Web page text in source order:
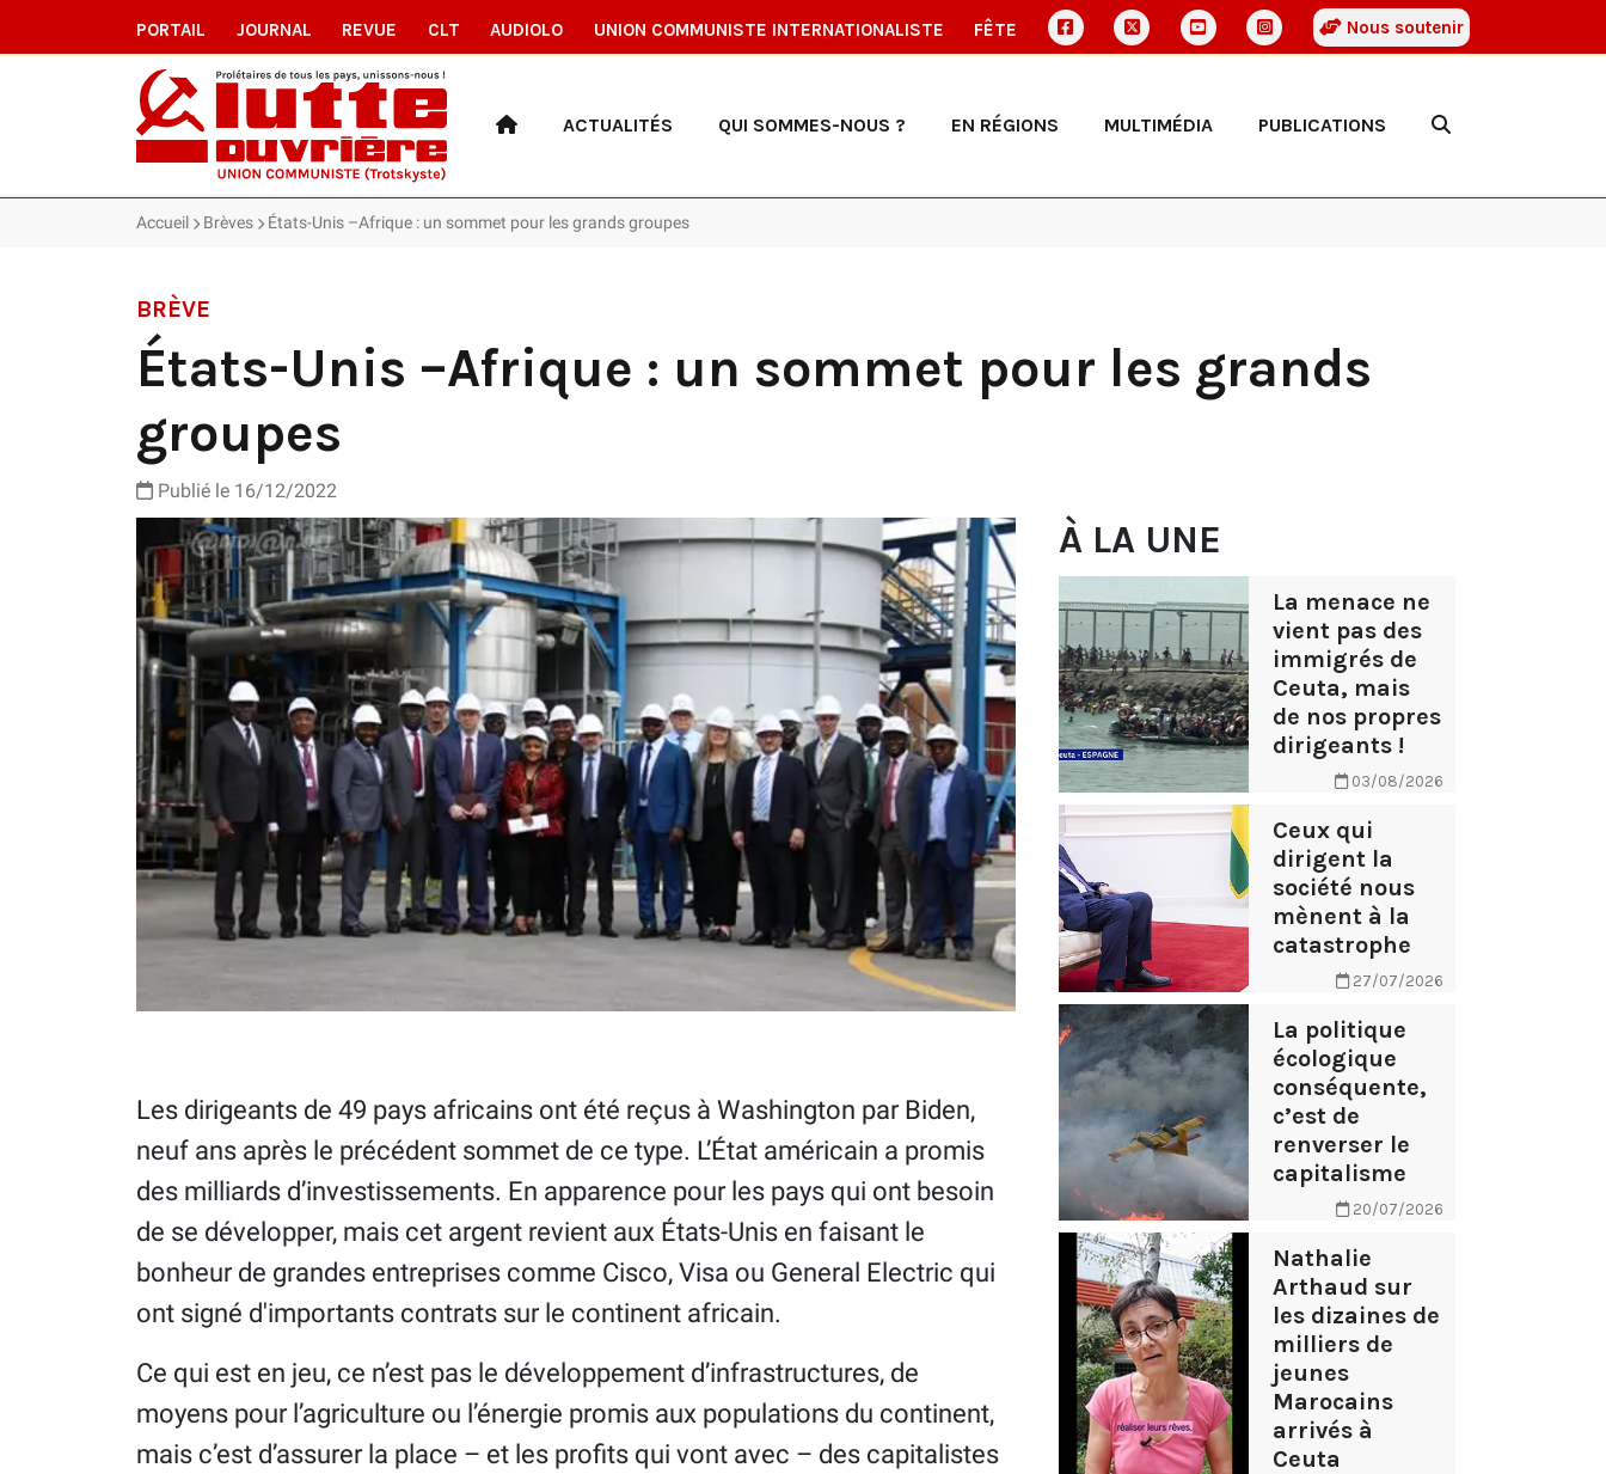
PORTAIL JOURNAL REVUE CLT AUDIOLO UNION COMMUNISTE INTERNATIONALISTE FÊTE Nous soutenir
ACTUALITÉS QUI SOMMES-NOUS ? EN RÉGIONS MULTIMÉDIA PUBLICATIONS
Accueil Brèves États-Unis –Afrique : un sommet pour les grands groupes
BRÈVE
États-Unis –Afrique : un sommet pour les grands
groupes
Publié le 16/12/2022
Les dirigeants de 49 pays africains ont été reçus à Washington par Biden,
neuf ans après le précédent sommet de ce type. L’État américain a promis
des milliards d’investissements. En apparence pour les pays qui ont besoin
de se développer, mais cet argent revient aux États-Unis en faisant le
bonheur de grandes entreprises comme Cisco, Visa ou General Electric qui
ont signé d'importants contrats sur le continent africain.
Ce qui est en jeu, ce n’est pas le développement d’infrastructures, de
moyens pour l’agriculture ou l’énergie promis aux populations du continent,
mais c’est d’assurer la place – et les profits qui vont avec – des capitalistes
À LA UNE
La menace ne
vient pas des
immigrés de
Ceuta, mais
de nos propres
dirigeants !
03/08/2026
Ceux qui
dirigent la
société nous
mènent à la
catastrophe
27/07/2026
La politique
écologique
conséquente,
c’est de
renverser le
capitalisme
20/07/2026
Nathalie
Arthaud sur
les dizaines de
milliers de
jeunes
Marocains
arrivés à
Ceuta